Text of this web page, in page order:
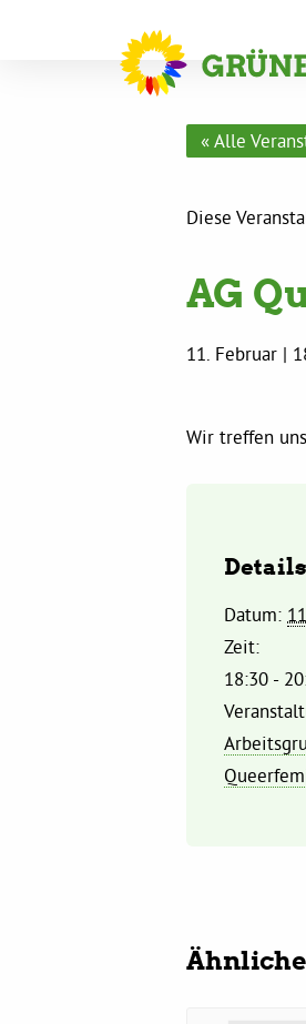
« Alle
Diese
AG
11. Februar |
Wir treffen
Details
Datum:
Zeit:
18:30 -